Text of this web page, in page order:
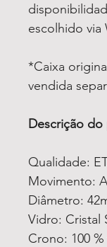
escolhido via
*Caixa
vendida
Descrição
Qualidade:
Movimento:
Diâmetro:
Vidro: Cristal
Crono: 100 %